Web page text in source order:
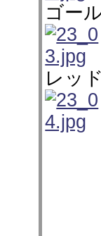
ゴー
レッ